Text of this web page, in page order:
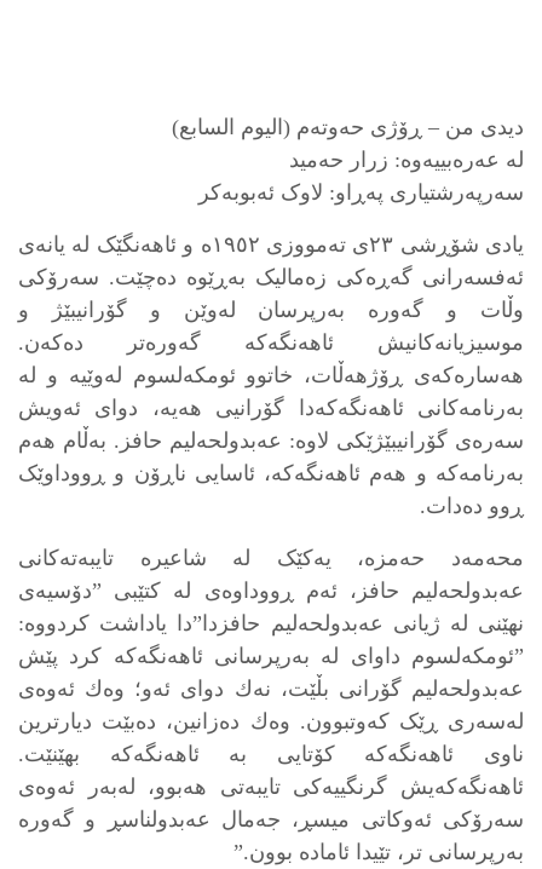
دیدی من – ڕۆژی حەوتەم (الیوم السابع)
لە عەرەبییەوە: زرار حەمید
سەرپەرشتیاری پەڕاو: لاوک ئەبوبەکر
یادی شۆڕشی ٢٣ی تەمووزی ١٩٥٢ە و ئاهەنگێک لە یانەی
ئەفسەرانی گەڕەکی زەمالیک بەڕێوە دەچێت. سەرۆکی
وڵات و گەورە بەرپرسان لەوێن و گۆرانیبێژ و
موسیزیانەکانیش ئاهەنگەکە گەورەتر دەکەن.
هەسارەکەی ڕۆژهەڵات، خاتوو ئومکەلسوم لەوێیە و لە
بەرنامەکانی ئاهەنگەکەدا گۆرانیی هەیە، دوای ئەویش
سەرەی گۆرانیبێژێکی لاوە: عەبدولحەلیم حافز. بەڵام هەم
بەرنامەکە و هەم ئاهەنگەکە، ئاسایی ناڕۆن و ڕووداوێک
ڕوو دەدات.
محەمەد حەمزە، یەکێک لە شاعیرە تایبەتەکانی
عەبدولحەلیم حافز، ئەم ڕووداوەی لە کتێبی ”دۆسیەی
نهێنی لە ژیانی عەبدولحەلیم حافزدا”دا یاداشت کردووە:
”ئومکەلسوم داوای لە بەرپرسانی ئاهەنگەکە کرد پێش
عەبدولحەلیم گۆرانی بڵێت، نەك دوای ئەو؛ وەك ئەوەی
لەسەری ڕێک کەوتبوون. وەك دەزانین، دەبێت دیارترین
ناوی ئاهەنگەکە کۆتایی بە ئاهەنگەکە بهێنێت.
ئاهەنگەکەیش گرنگییەکی تایبەتی هەبوو، لەبەر ئەوەی
سەرۆکی ئەوکاتی میسڕ، جەمال عەبدولناسڕ و گەورە
بەرپرسانی تر، تێیدا ئامادە بوون.”